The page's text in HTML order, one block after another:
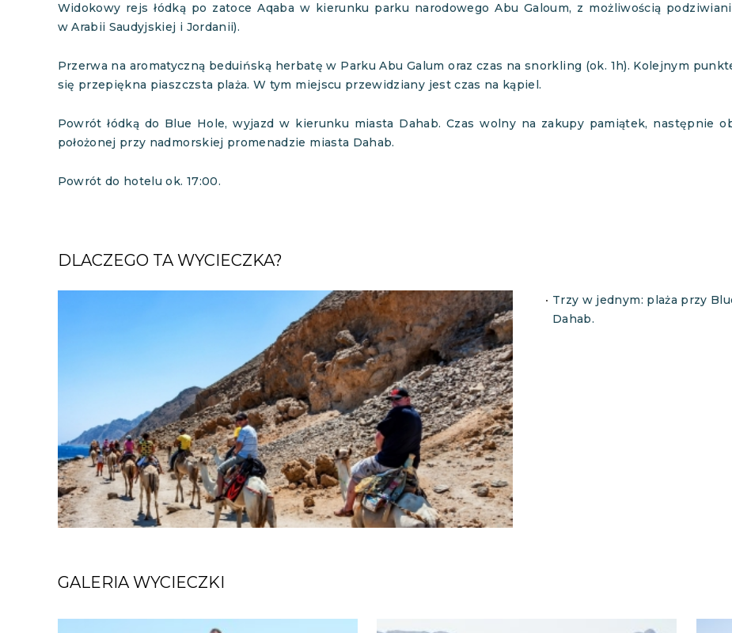
Widokowy rejs łódką po zatoce Aqaba w kierunku parku narodowego Abu Galoum, z możliwością
w Arabii Saudyjskiej i Jordanii).
Przerwa na aromatyczną beduińską herbatę w Parku Abu Galum oraz czas na snorkling (ok. 1h). Kolejnym
się przepiękna piaszczsta plaża. W tym miejscu przewidziany jest czas na kąpiel.
Powrót łódką do Blue Hole, wyjazd w kierunku miasta Dahab. Czas wolny na zakupy pamiątek, następnie
położonej przy nadmorskiej promenadzie miasta Dahab.
Powrót do hotelu ok. 17:00.
DLACZEGO TA WYCIECZKA?
Trzy w jednym: plaża przy
Dahab.
GALERIA WYCIECZKI